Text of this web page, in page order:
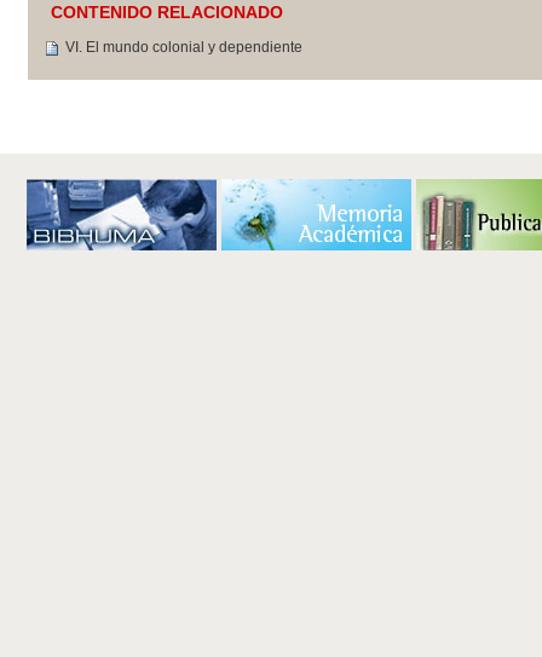
CONTENIDO RELACIONADO
VI. El mundo colonial y dependiente